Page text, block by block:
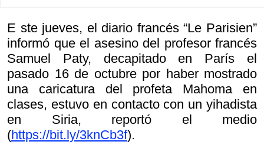
E ste jueves, el diario francés “Le Parisien”
informó que el asesino del profesor francés
Samuel Paty, decapitado en París el
pasado 16 de octubre por haber mostrado
una caricatura del profeta Mahoma en
clases, estuvo en contacto con un yihadista
en Siria, reportó el medio
(https://bit.ly/3knCb3f).